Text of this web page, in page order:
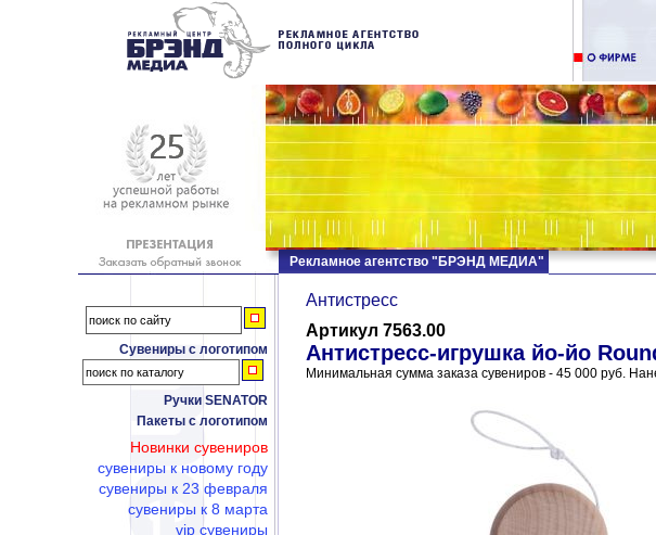
Сувениры с логотипом
Ручки SENATOR
Пакеты с логотипом
Новинки сувениров
сувениры к новому году
сувениры к 23 февраля
сувениры к 8 марта
vip сувениры
Рекламное агентство "БРЭНД МЕДИА"
Антистресс
Артикул 7563.00
Антистресс-игрушка йо-йо
Минимальная сумма заказа сувениров - 45 000 руб.